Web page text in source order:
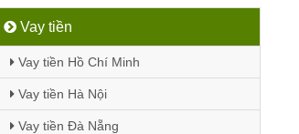
Vay tiền
Vay tiền Hồ Chí Minh
Vay tiền Hà Nội
Vay tiền Đà Nẵng